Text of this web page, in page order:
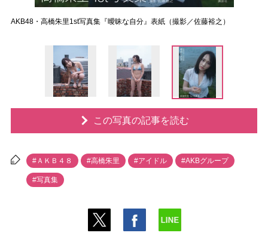
AKB48・高橋朱里1st写真集『曖昧な自分』表紙（撮影／佐藤裕之）
この写真の記事を読む
#ＡＫＢ４８ #高橋朱里 #アイドル #AKBグループ
#写真集